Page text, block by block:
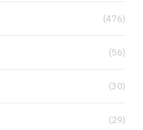
(476)
(56)
(30)
(29)